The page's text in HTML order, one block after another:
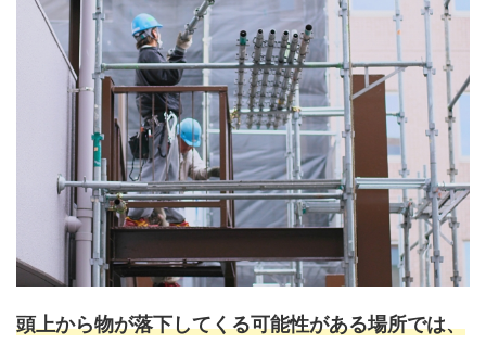
頭上から物が落下してくる可能性がある場所では、